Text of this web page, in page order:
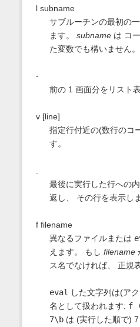
l subname
サブルーチンの最初の
ます。 subnameは コ
た変数でも構いません。
-
前の 1 画面分をリスト
v [line]
指定行付近の(数行のコ
す。
最後に実行した行への
返し、 その行を表示しま
f filename
異なるファイルまたは
えます。 もし filename
ス名でなければ、 正規
eval した文字列は(ア
名として扱われます: f
7\bは (実行した順で) 7